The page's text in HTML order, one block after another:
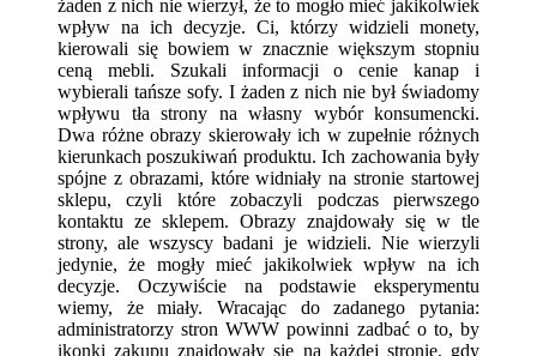
żaden z nich nie wierzył, że to mogło mieć jakikolwiek
wpływ na ich decyzje. Ci, którzy widzieli monety,
kierowali się bowiem w znacznie większym stopniu
ceną mebli. Szukali informacji o cenie kanap i
wybierali tańsze sofy. I żaden z nich nie był świadomy
wpływu tła strony na własny wybór konsumencki.
Dwa różne obrazy skierowały ich w zupełnie różnych
kierunkach poszukiwań produktu. Ich zachowania były
spójne z obrazami, które widniały na stronie startowej
sklepu, czyli które zobaczyli podczas pierwszego
kontaktu ze sklepem. Obrazy znajdowały się w tle
strony, ale wszyscy badani je widzieli. Nie wierzyli
jedynie, że mogły mieć jakikolwiek wpływ na ich
decyzje. Oczywiście na podstawie eksperymentu
wiemy, że miały. Wracając do zadanego pytania:
administratorzy stron WWW powinni zadbać o to, by
ikonki zakupu znajdowały się na każdej stronie, gdy